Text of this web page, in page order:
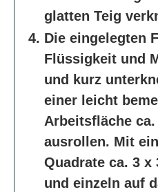
glatten Teig
Die eingelegten
Flüssigkeit und
und kurz
einer leicht
Arbeitsfläche
ausrollen. Mit
Quadrate ca. 3 x
und einzeln auf